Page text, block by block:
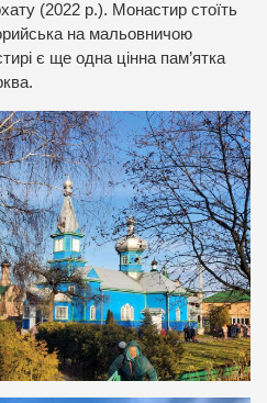
(2022 р.). Монастир стоїть
на мальовничою
є ще одна цінна пам’ятка